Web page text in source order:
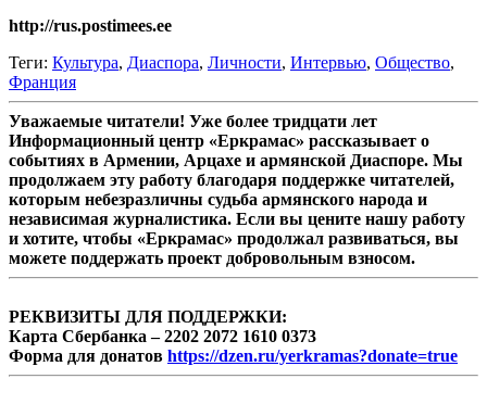
http://rus.postimees.ee
Теги: Культура, Диаспора, Личности, Интервью, Общество,
Франция
Уважаемые читатели! Уже более тридцати лет
Информационный центр «Еркрамас» рассказывает о
событиях в Армении, Арцахе и армянской Диаспоре. Мы
продолжаем эту работу благодаря поддержке читателей,
которым небезразличны судьба армянского народа и
независимая журналистика. Если вы цените нашу работу
и хотите, чтобы «Еркрамас» продолжал развиваться, вы
можете поддержать проект добровольным взносом.
РЕКВИЗИТЫ ДЛЯ ПОДДЕРЖКИ:
Карта Сбербанка – 2202 2072 1610 0373
Форма для донатов https://dzen.ru/yerkramas?donate=true